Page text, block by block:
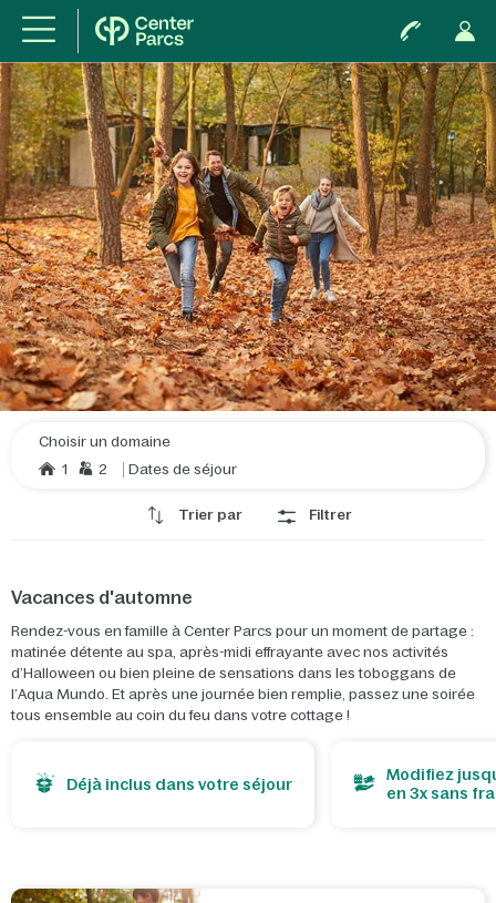
Choisir un domaine
1
2 Dates de séjour
Trier par Filtrer
Vacances d'automne
Rendez-vous en famille à Center Parcs pour un moment de partage :
matinée détente au spa, après-midi effrayante avec nos activités
d’Halloween ou bien pleine de sensations dans les toboggans de
l’Aqua Mundo. Et après une journée bien remplie, passez une soirée
tous ensemble au coin du feu dans votre cottage !
Déjà inclus dans votre séjour
Modifiez
en 3x sans